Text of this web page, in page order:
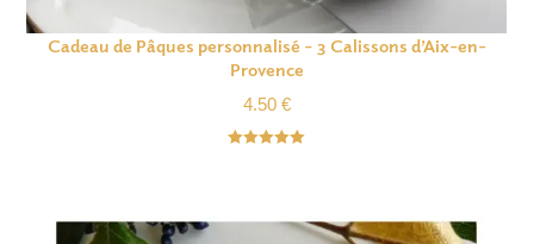
Cadeau de Pâques personnalisé – 3 Calissons d’Aix-en-
Provence
4.50 €